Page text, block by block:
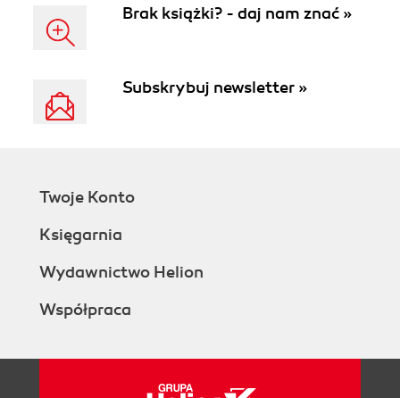
Brak książki? - daj nam znać »
Subskrybuj newsletter »
Twoje Konto
Księgarnia
Wydawnictwo Helion
Współpraca